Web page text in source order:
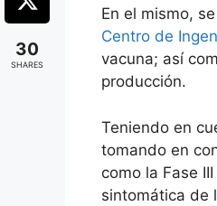
En el mismo,
Centro de
vacuna; así
producción.
Teniendo en
tomando en
como la Fase
sintomática de
30
SHARES